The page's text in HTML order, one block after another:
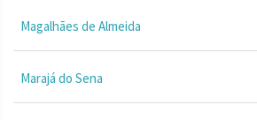
Magalhães de Almeida
Marajá do Sena